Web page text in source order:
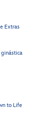
Extras
to Life